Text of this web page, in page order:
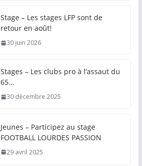
Stage – Les stages LFP sont de
retour en août!
30 juin 2026
Stages – Les clubs pro à l’assaut du
65…
30 décembre 2025
Jeunes – Participez au stage
FOOTBALL LOURDES PASSION
29 avril 2025